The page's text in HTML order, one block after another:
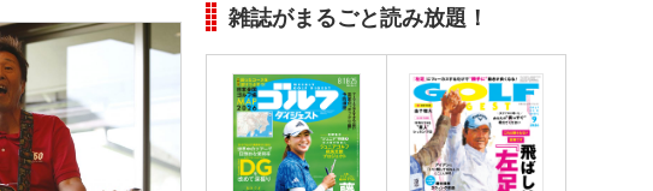
雑誌がまるごと読み放題！